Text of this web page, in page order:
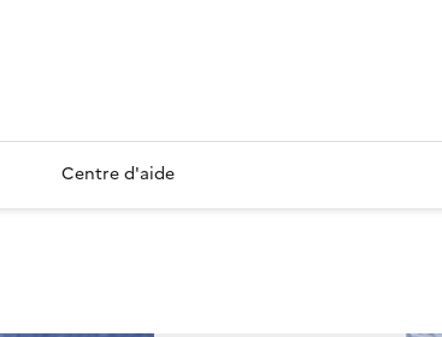
Centre d'aide